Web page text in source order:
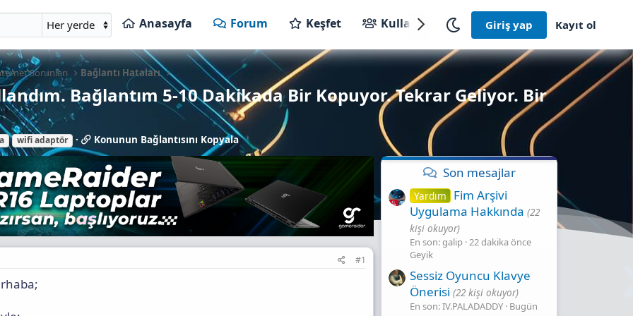
Anasayfa Forum Keşfet Kullanıcılar Giriş yap Kayıt ol
Sorunları Bağlantı Hataları
Bağlantım 5-10 Dakikada Bir Kopuyor. Tekrar Geliyor. Bir
wifi adaptör
K
o
n
u
n
u
n
B
a
Konunun Bağlantısını Kopyala
#1
Son mesajlar
Yardım
Fim Arşivi
Uygulama Hakkında (22
kişi okuyor)
En son: galip 22 dakika önce
Geyik
Sessiz Oyuncu Klavye
Önerisi (22 kişi okuyor)
En son: IV.PALADADDY Bugün